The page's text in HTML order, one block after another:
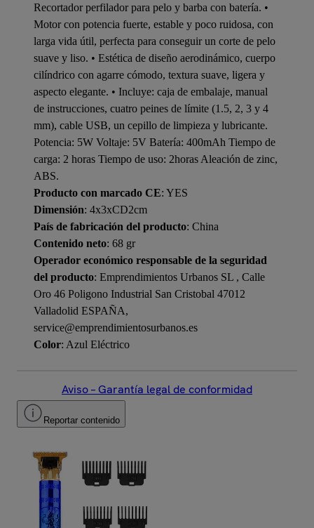
Recortador perfilador para pelo y barba con batería. •
Motor con potencia fuerte, estable y poco ruidosa, con
larga vida útil, perfecta para conseguir un corte de pelo
suave y liso. • Estética de diseño aerodinámico, cuerpo
cilíndrico con agarre cómodo, textura suave, ligera y
aspecto elegante. • Incluye: caja de embalaje, manual
de instrucciones, cuatro peines de límite (1.5, 2, 3 y 4
mm), cable USB, un cepillo de limpieza y lubricante.
Potencia: 5W Voltaje: 5V Batería: 400mAh Tiempo de
carga: 2 horas Tiempo de uso: 2horas Aleación de zinc,
ABS.
Producto con marcado CE: YES
Dimensión: 4x3xCD2cm
País de fabricación del producto: China
Contenido neto: 68 gr
Operador económico responsable de la seguridad
del producto: Emprendimientos Urbanos SL , Calle
Oro 46 Poligono Industrial San Cristobal 47012
Valladolid ESPAÑA,
service@emprendimientosurbanos.es
Color: Azul Eléctrico
Aviso – Garantía legal de conformidad
Reportar contenido